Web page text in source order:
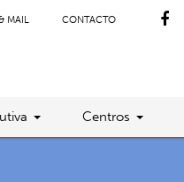
MAIL CONTACTO
Centros